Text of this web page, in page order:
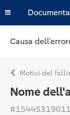
Causa
Motivi del
Nome